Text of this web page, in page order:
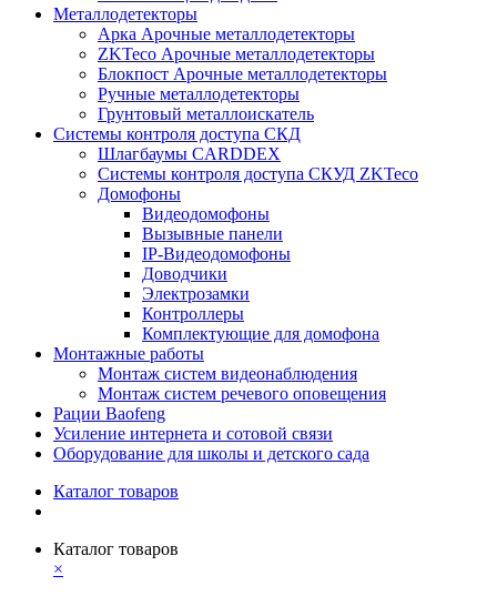
Металлодетекторы
Арка Арочные металлодетекторы
ZKTeco Арочные металлодетекторы
Блокпост Арочные металлодетекторы
Ручные металлодетекторы
Грунтовый металлоискатель
Системы контроля доступа СКД
Шлагбаумы CARDDEX
Системы контроля доступа СКУД ZKTeco
Домофоны
Видеодомофоны
Вызывные панели
IP-Видеодомофоны
Доводчики
Электрозамки
Контроллеры
Комплектующие для домофона
Монтажные работы
Монтаж систем видеонаблюдения
Монтаж систем речевого оповещения
Рации Baofeng
Усиление интернета и сотовой связи
Оборудование для школы и детского сада
Каталог товаров
Каталог товаров
×